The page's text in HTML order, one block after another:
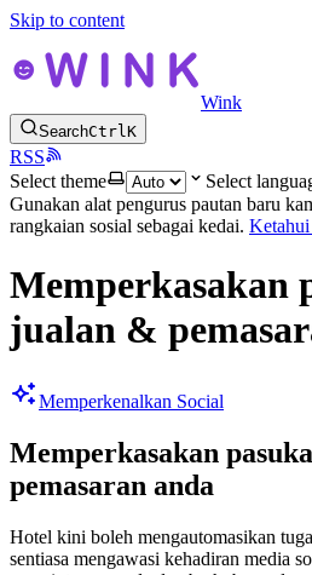
Skip to content
Wink
SearchCtrlK
RSS
Select theme
Select
Gunakan alat pengurus pautan baru
rangkaian sosial sebagai kedai.
Memperkasakan
jualan &
Memperkenalkan Social
Memperkasakan
pemasaran anda
Hotel kini boleh mengautomasikan
sentiasa mengawasi kehadiran media